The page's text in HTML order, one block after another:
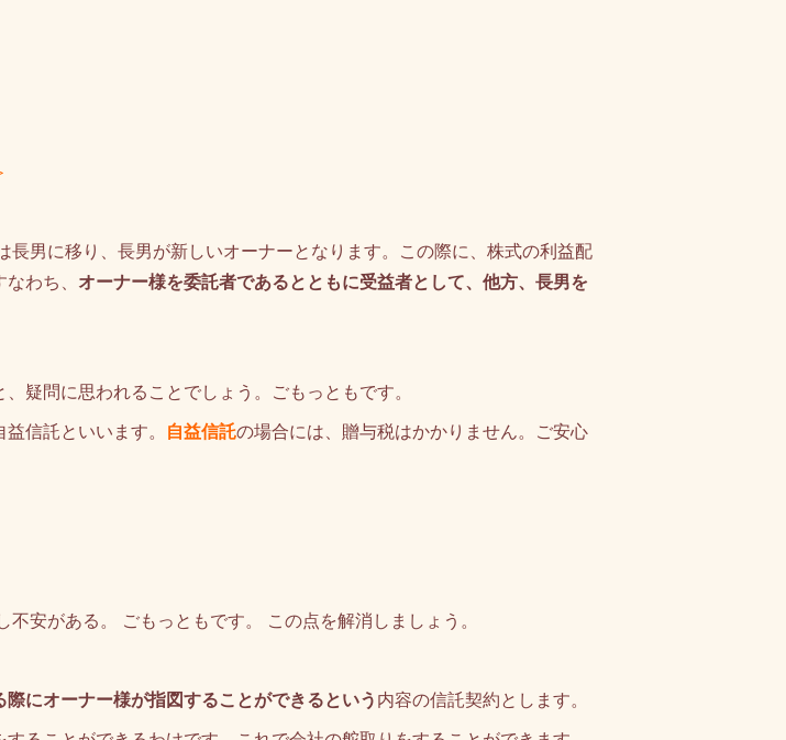
男に移り、長男が新しいオーナーとなります。この際に、株式の利益配
わち、 オーナー様を委託者であるとともに受益者として、他方、長男を
疑問に思われることでしょう。ごもっともです。
信託といいます。 自益信託の場合には、贈与税はかかりません。ご安心
安がある。 ごもっともです。 この点を解消しましょう。
にオーナー様が指図することができるという 内容の信託契約とします。